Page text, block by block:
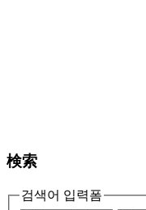
検索
검색어 입력폼